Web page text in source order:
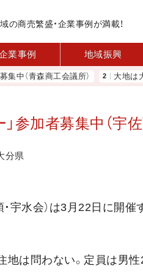
の商売繁盛・企業事例が満載！
業事例 地域振興
青森商工会議所） 大地は大き
参加者募集中（宇佐
分県
宇水会）は3月22日に開
は問わない。定員は男